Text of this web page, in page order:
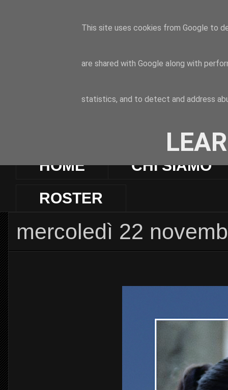
HOME
CHI SIAMO
ROSTER
mercoledì 22
This site uses cookies from Google to
are shared with Google along with
statistics, and to detect and address